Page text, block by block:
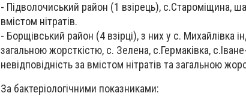
- Підволочиський район (1 взірець), с.Староміщина,
вмістом нітратів.
- Борщівський район (4 взірці), з них у с. Михайлівка
загальною жорсткістю, с. Зелена, с.Гермаківка,
невідповідність за вмістом нітратів та загальною
За бактеріологічними показниками: